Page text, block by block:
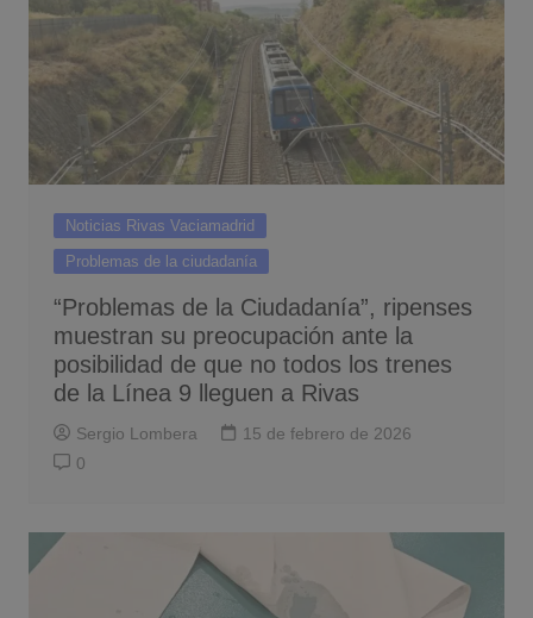
Noticias Rivas Vaciamadrid
Problemas de la ciudadanía
“Problemas de la Ciudadanía”, ripenses
muestran su preocupación ante la
posibilidad de que no todos los trenes
de la Línea 9 lleguen a Rivas
Sergio Lombera
15 de febrero de 2026
0